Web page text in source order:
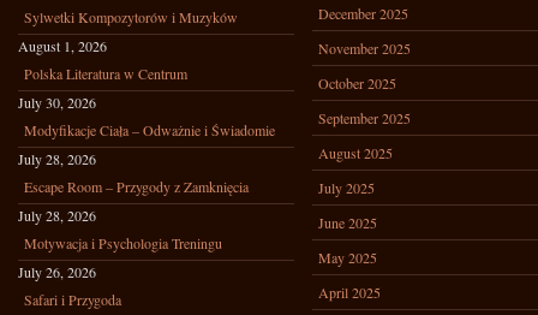
Sylwetki Kompozytorów i Muzyków
August 1, 2026
Polska Literatura w Centrum
July 30, 2026
Modyfikacje Ciała – Odważnie i Świadomie
July 28, 2026
Escape Room – Przygody z Zamknięcia
July 28, 2026
Motywacja i Psychologia Treningu
July 26, 2026
Safari i Przygoda
December 2025
November 2025
October 2025
September 2025
August 2025
July 2025
June 2025
May 2025
April 2025